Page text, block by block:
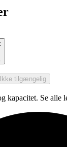
Ikke tilgængelig
kapacitet. Se alle